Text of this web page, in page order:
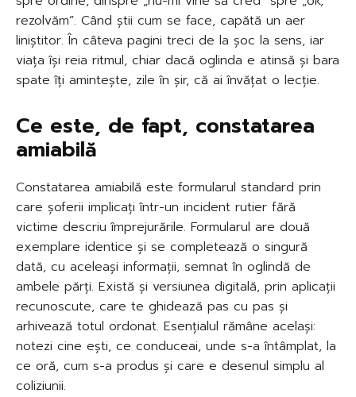
rezolvăm”. Când știi cum se face, capătă un aer
liniștitor. În câteva pagini treci de la șoc la sens, iar
viața își reia ritmul, chiar dacă oglinda e atinsă și bara
spate îți amintește, zile în șir, că ai învățat o lecție.
Ce este, de fapt, constatarea
amiabilă
Constatarea amiabilă este formularul standard prin
care șoferii implicați într-un incident rutier fără
victime descriu împrejurările. Formularul are două
exemplare identice și se completează o singură
dată, cu aceleași informații, semnat în oglindă de
ambele părți. Există și versiunea digitală, prin aplicații
recunoscute, care te ghidează pas cu pas și
arhivează totul ordonat. Esențialul rămâne același:
notezi cine ești, ce conduceai, unde s-a întâmplat, la
ce oră, cum s-a produs și care e desenul simplu al
coliziunii.